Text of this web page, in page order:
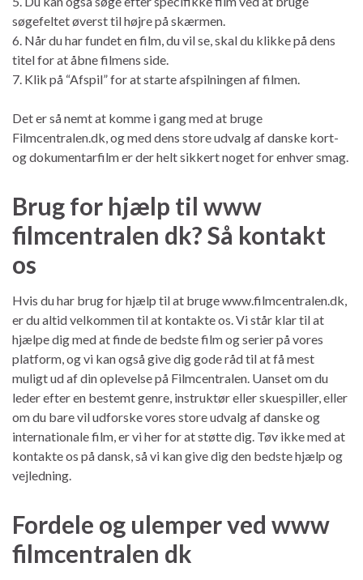
søgefeltet øverst til højre på skærmen.
6. Når du har fundet en film, du vil se, skal du klikke på dens
titel for at åbne filmens side.
7. Klik på “Afspil” for at starte afspilningen af filmen.
Det er så nemt at komme i gang med at bruge
Filmcentralen.dk, og med dens store udvalg af danske kort-
og dokumentarfilm er der helt sikkert noget for enhver smag.
Brug for hjælp til www
filmcentralen dk? Så kontakt
os
Hvis du har brug for hjælp til at bruge www.filmcentralen.dk,
er du altid velkommen til at kontakte os. Vi står klar til at
hjælpe dig med at finde de bedste film og serier på vores
platform, og vi kan også give dig gode råd til at få mest
muligt ud af din oplevelse på Filmcentralen. Uanset om du
leder efter en bestemt genre, instruktør eller skuespiller, eller
om du bare vil udforske vores store udvalg af danske og
internationale film, er vi her for at støtte dig. Tøv ikke med at
kontakte os på dansk, så vi kan give dig den bedste hjælp og
vejledning.
Fordele og ulemper ved www
filmcentralen dk